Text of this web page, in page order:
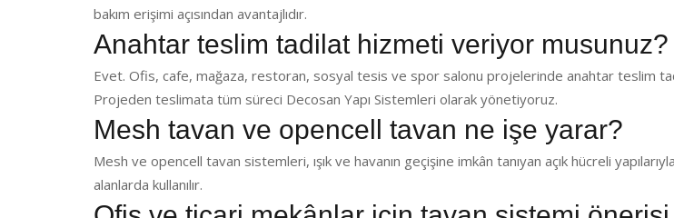
bakım erişimi açısından avantajlıdır.
Anahtar teslim tadilat hizmeti veriyor musunuz?
Evet. Ofis, cafe, mağaza, restoran, sosyal tesis ve spor salonu projelerinde anahtar teslim
Projeden teslimata tüm süreci Decosan Yapı Sistemleri olarak yönetiyoruz.
Mesh tavan ve opencell tavan ne işe yarar?
Mesh ve opencell tavan sistemleri, ışık ve havanın geçişine imkân tanıyan açık hücreli
alanlarda kullanılır.